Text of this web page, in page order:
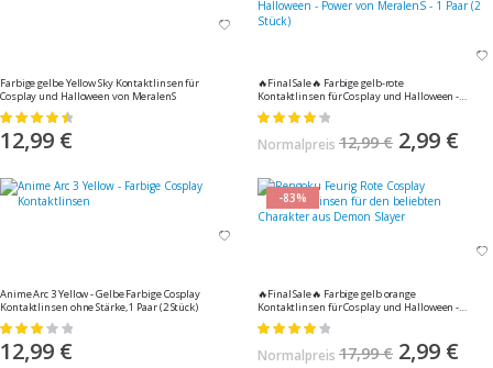
Farbige gelbe Yellow Sky Kontaktlinsen für
Cosplay und Halloween von MeralenS
Bewertung:
93%
12,99 €
🔥Final Sale🔥 Farbige gelb-rote
Kontaktlinsen für Cosplay und Halloween -
Power von MeralenS - 1 Paar (2 Stück)
Bewertung:
Normalpreis 12,99 € 2,99 €
Anime Arc 3 Yellow - Gelbe Farbige Cosplay
Kontaktlinsen ohne Stärke, 1 Paar (2 Stück)
Bewertung:
60%
12,99 €
-83%
🔥Final Sale🔥 Farbige gelb orange
Kontaktlinsen für Cosplay und Halloween -
Rengoku von MeralenS - 1 Paar (2 Stück)
Bewertung:
Normalpreis 17,99 € 2,99 €